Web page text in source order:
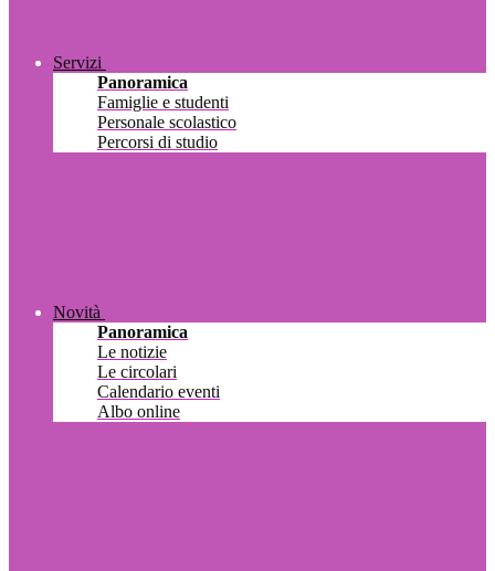
Servizi
Panoramica
Famiglie e studenti
Personale scolastico
Percorsi di studio
Novità
Panoramica
Le notizie
Le circolari
Calendario eventi
Albo online